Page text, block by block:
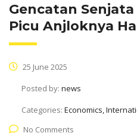
Gencatan
Picu Anjloknya
25 June 2025
Posted by: news
Categories: Economics,
No Comments